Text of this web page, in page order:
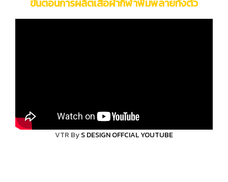
ขั้นตอนการผลิตเสื้อผ้ากีฬาพิมพ์ลายทั้งตัว
VTR ByS DESIGN OFFCIAL YOUTUBE